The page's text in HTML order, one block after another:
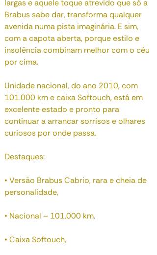
largas e aquele toque atrevido que só a
Brabus sabe dar, transforma qualquer
avenida numa pista imaginária. E sim,
com a capota aberta, porque estilo e
insolência combinam melhor com o céu
por cima.
Unidade nacional, do ano 2010, com
101.000 km e caixa Softouch, está em
excelente estado e pronto para
continuar a arrancar sorrisos e olhares
curiosos por onde passa.
Destaques:
• Versão Brabus Cabrio, rara e cheia de
personalidade,
• Nacional – 101.000 km,
• Caixa Softouch,